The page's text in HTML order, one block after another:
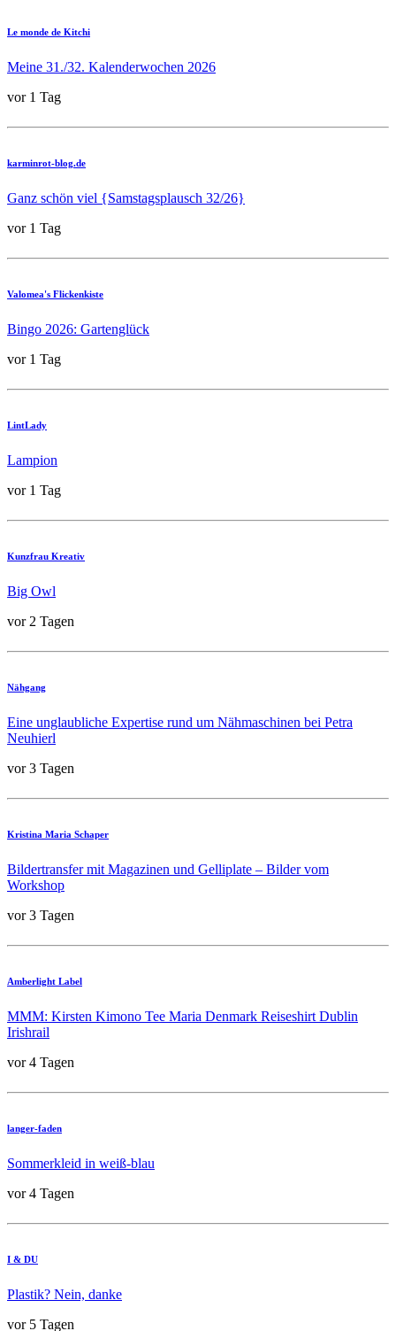
Le monde de Kitchi
Meine 31./32. Kalenderwochen 2026
vor 1 Tag
karminrot-blog.de
Ganz schön viel {Samstagsplausch 32/26}
vor 1 Tag
Valomea's Flickenkiste
Bingo 2026: Gartenglück
vor 1 Tag
LintLady
Lampion
vor 1 Tag
Kunzfrau Kreativ
Big Owl
vor 2 Tagen
Nähgang
Eine unglaubliche Expertise rund um Nähmaschinen bei Petra
Neuhierl
vor 3 Tagen
Kristina Maria Schaper
Bildertransfer mit Magazinen und Gelliplate – Bilder vom
Workshop
vor 3 Tagen
Amberlight Label
MMM: Kirsten Kimono Tee Maria Denmark Reiseshirt Dublin
Irishrail
vor 4 Tagen
langer-faden
Sommerkleid in weiß-blau
vor 4 Tagen
I & DU
Plastik? Nein, danke
vor 5 Tagen